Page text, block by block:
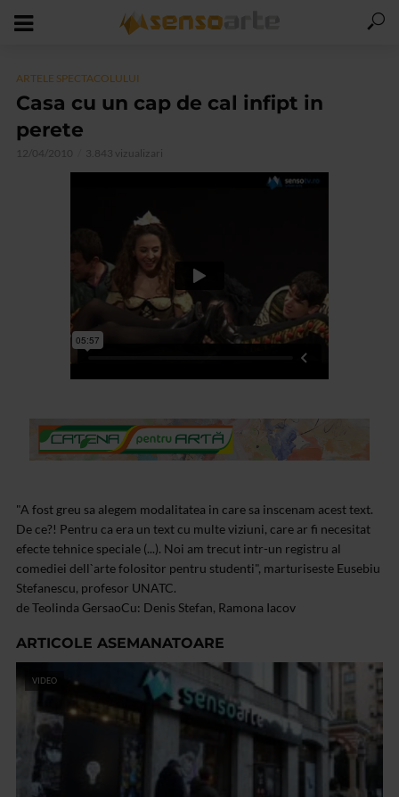
ARTELE SPECTACOLULUI
Casa cu un cap de cal infipt in
perete
12/04/2010 3.843 vizualizari
"A fost greu sa alegem modalitatea in care sa inscenam acest text.
De ce?! Pentru ca era un text cu multe viziuni, care ar fi necesitat
efecte tehnice speciale (...). Noi am trecut intr-un registru al
comediei dell`arte folositor pentru studenti", marturiseste Eusebiu
Stefanescu, profesor UNATC.
de Teolinda GersaoCu: Denis Stefan, Ramona Iacov
ARTICOLE ASEMANATOARE
VIDEO